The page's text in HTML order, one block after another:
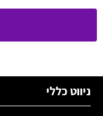
ניווט כללי